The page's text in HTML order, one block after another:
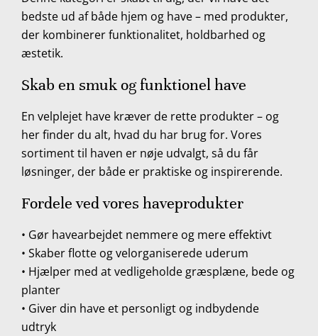
bedste ud af både hjem og have – med produkter,
der kombinerer funktionalitet, holdbarhed og
æstetik.
Skab en smuk og funktionel have
En velplejet have kræver de rette produkter – og
her finder du alt, hvad du har brug for. Vores
sortiment til haven er nøje udvalgt, så du får
løsninger, der både er praktiske og inspirerende.
Fordele ved vores haveprodukter
• Gør havearbejdet nemmere og mere effektivt
• Skaber flotte og velorganiserede uderum
• Hjælper med at vedligeholde græsplæne, bede og
planter
• Giver din have et personligt og indbydende
udtryk